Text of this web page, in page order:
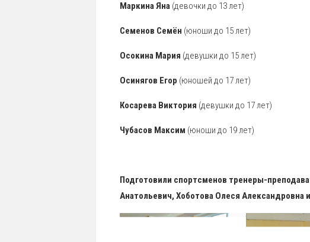
Маркина Яна (девочки до 13 лет)
Семенов Семён (юноши до 15 лет)
Осокина Мария (девушки до 15 лет)
Осинягов Егор (юношей до 17 лет)
Косарева Виктория (девушки до 17 лет)
Чубасов Максим (юноши до 19 лет)
Подготовили спортсменов тренеры-
Анатольевич, Хоботова Олеся Александровна